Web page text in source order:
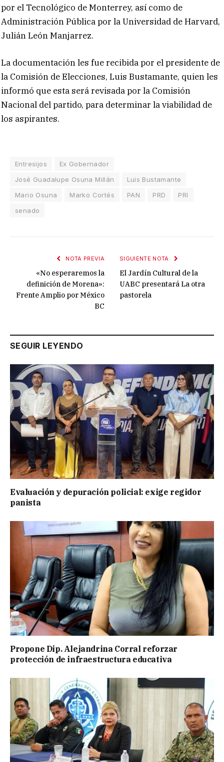
por el Tecnológico de Monterrey, así como de
Administración Pública por la Universidad de Harvard,
Julián León Manjarrez.
La documentación les fue recibida por el presidente de
la Comisión de Elecciones, Luis Bustamante, quien les
informó que esta será revisada por la Comisión
Nacional del partido, para determinar la viabilidad de
los aspirantes.
Entresijos
Ex Gobernador
José Guadalupe Osuna Millán
Luis Bustamante
Mario Osuna
Marko Cortés PAN PRD
PRI
senado
NOTA PREVIA
«No esperaremos la
definición de Morena»:
Frente Amplio por México
BC
SIGUIENTE NOTA
El Jardín Cultural de la
UABC presentará La otra
pastorela
SEGUIR LEYENDO
Evaluación y depuración policial: exige regidor
panista
Propone Dip. Alejandrina Corral reforzar
protección de infraestructura educativa